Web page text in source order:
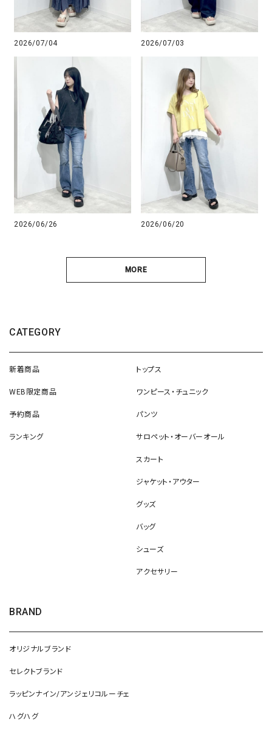
2026/07/04 2026/07/03
2026/06/26 2026/06/20
MORE
CATEGORY
新着商品
WEB限定商品
予約商品
ランキング
トップス
ワンピース・チュニック
パンツ
サロペット・オーバーオール
スカート
ジャケット・アウター
グッズ
バッグ
シューズ
アクセサリー
BRAND
オリジナルブランド
セレクトブランド
ラッピンナイン/アンジェリコルーチェ
ハグハグ